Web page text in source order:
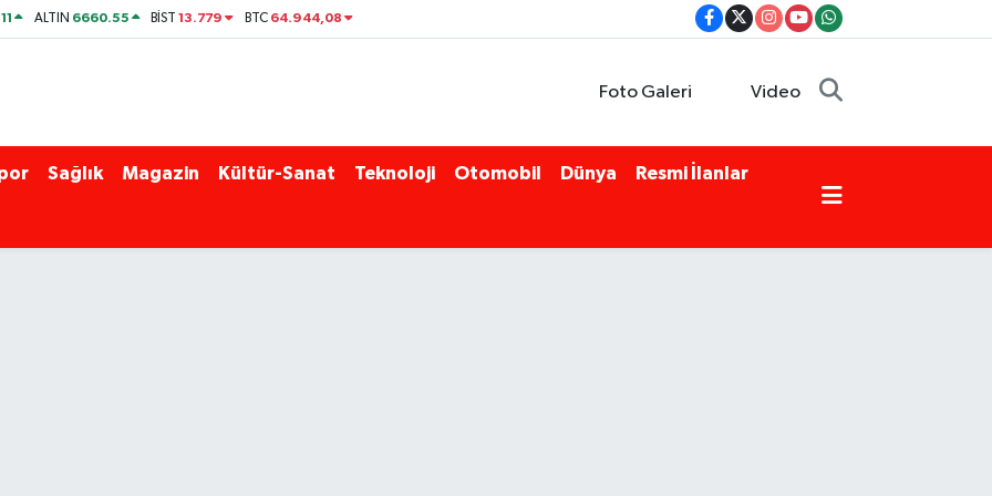
ALTIN 6660.55 BİST13.779 BTC 64.944,08
Foto Galeri Video
Sağlık Magazin Kültür-Sanat Teknoloji Otomobil Dünya Resmi İlanlar